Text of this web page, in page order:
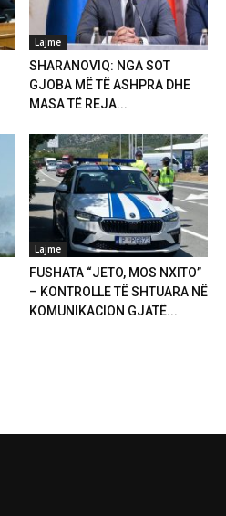
Lajme
SHARANOVIQ: NGA SOT
GJOBA MË TË ASHPRA DHE
MASA TË REJA...
Lajme
FUSHATA “JETO, MOS NXITO”
– KONTROLLE TË SHTUARA NË
KOMUNIKACION GJATË...